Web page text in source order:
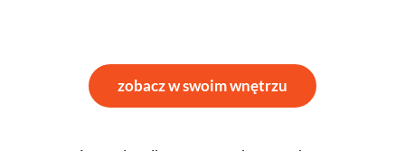
zobacz w swoim wnętrzu